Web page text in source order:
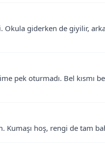
giderken de giyilir,
pek oturmadı. Bel kısmı
hoş, rengi de tam